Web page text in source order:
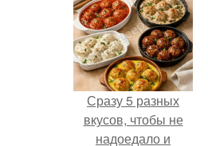
Сразу 5 разных
вкусов, чтобы не
надоедало и